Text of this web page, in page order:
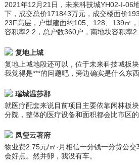
2021年12月21日，未来科技城YH02-I-06
下，成交总价171843万元，成交楼面价
23F高层，户型建面约105、128、139㎡
容积率2.2，总户数360户，南地块容积率
复地上城
复地上城地段还可以，位于未来科技城板
我觉得是***的问题吧，旁边确实是什么东
瑞城温莎郡
就医疗配套来说目前项目主要依靠闲林板
分院，整体的医疗设备和面积都会比市区
凤玺云著府
物业费2.75元/㎡·月相信一分钱一分货公
会好点。然并卵，我没有车。